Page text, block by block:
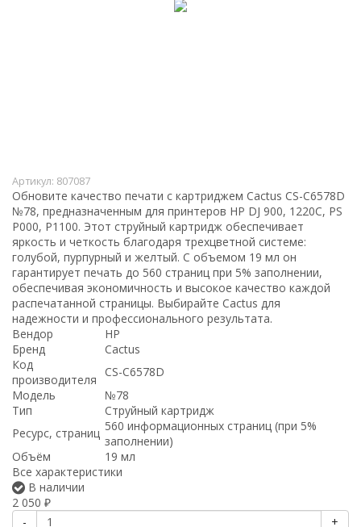
Артикул: 807087
Обновите качество печати с картриджем Cactus CS-C6578D
№78, предназначенным для принтеров HP DJ 900, 1220C, PS
P000, P1100. Этот струйный картридж обеспечивает
яркость и четкость благодаря трехцветной системе:
голубой, пурпурный и желтый. С объемом 19 мл он
гарантирует печать до 560 страниц при 5% заполнении,
обеспечивая экономичность и высокое качество каждой
распечатанной страницы. Выбирайте Cactus для
надежности и профессионального результата.
Вендор
HP
Бренд
Cactus
Код
производителя
CS-C6578D
Модель
№78
Тип
Струйный картридж
Ресурс, страниц 560 информационных страниц (при 5%
заполнении)
Объём
19 мл
Все характеристики
В наличии
2 050 ₽
- +